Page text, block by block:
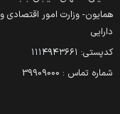
همایون- وزارت امور اقتصادی و
دارایی
کدپستی: ۱۱۱۴۹۴۳۶۶۱
شماره تماس : 39909000